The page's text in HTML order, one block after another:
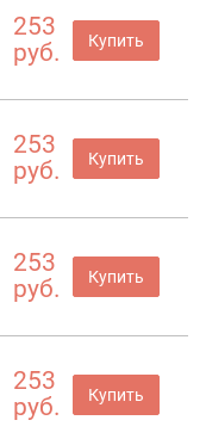
253
руб.
Купить
253
руб.
Купить
253
руб.
Купить
253
руб.
Купить